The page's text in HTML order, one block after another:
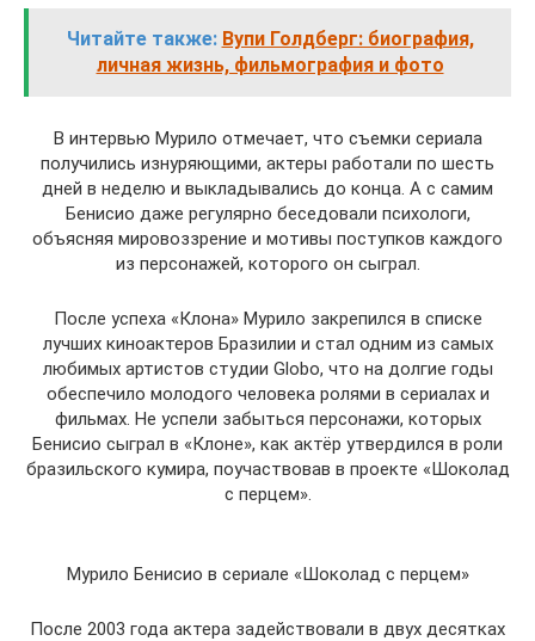
Читайте также: Вупи Голдберг: биография,
личная жизнь, фильмография и фото
В интервью Мурило отмечает, что съемки сериала
получились изнуряющими, актеры работали по шесть
дней в неделю и выкладывались до конца. А с самим
Бенисио даже регулярно беседовали психологи,
объясняя мировоззрение и мотивы поступков каждого
из персонажей, которого он сыграл.
После успеха «Клона» Мурило закрепился в списке
лучших киноактеров Бразилии и стал одним из самых
любимых артистов студии Globo, что на долгие годы
обеспечило молодого человека ролями в сериалах и
фильмах. Не успели забыться персонажи, которых
Бенисио сыграл в «Клоне», как актёр утвердился в роли
бразильского кумира, поучаствовав в проекте «Шоколад
с перцем».
Мурило Бенисио в сериале «Шоколад с перцем»
После 2003 года актера задействовали в двух десятках